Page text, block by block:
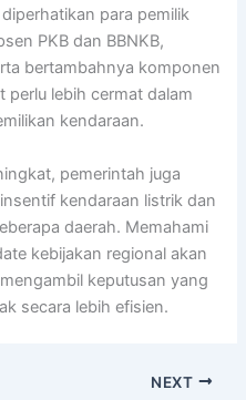
para pemilik
PKB dan BBNKB,
bertambahnya komponen
perlu lebih cermat dalam
kendaraan.
pemerintah juga
kendaraan listrik dan
daerah. Memahami
kebijakan regional akan
keputusan yang
secara lebih efisien.
NEXT